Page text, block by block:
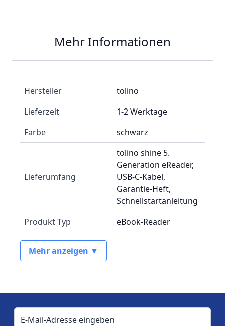
Mehr Informationen
Hersteller
tolino
Lieferzeit
1-2 Werktage
Farbe
schwarz
Lieferumfang
tolino shine 5.
Generation eReader,
USB-C-Kabel,
Garantie-Heft,
Schnellstartanleitung
Produkt Typ
eBook-Reader
Mehr anzeigen ▼
E-Mail-Adresse